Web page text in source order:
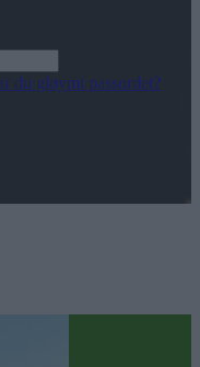
du gløymt passordet?